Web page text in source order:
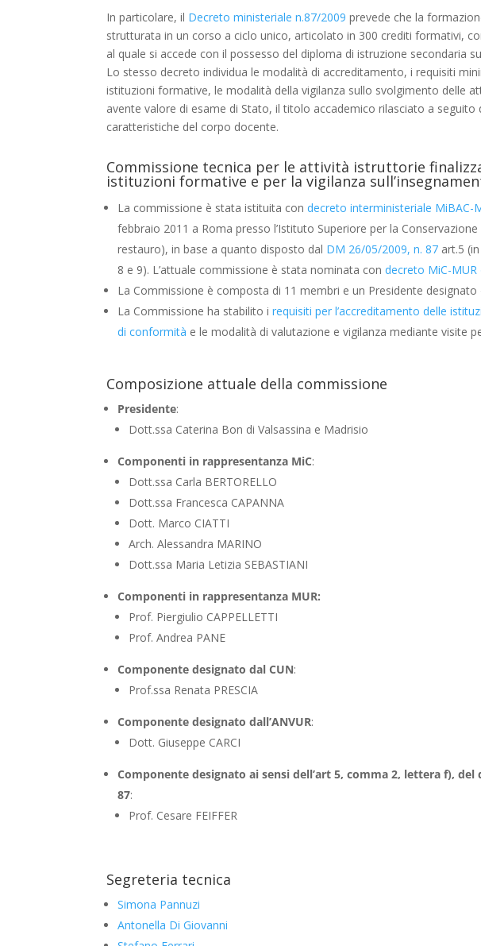
In particolare, il Decreto ministeriale n.87/2009 prevede che la
strutturata in un corso a ciclo unico, articolato in 300 crediti formativi,
al quale si accede con il possesso del diploma di istruzione secondaria
Lo stesso decreto individua le modalità di accreditamento, i requisiti
istituzioni formative, le modalità della vigilanza sullo svolgimento delle
avente valore di esame di Stato, il titolo accademico rilasciato a
caratteristiche del corpo docente.
Commissione tecnica per le attività istruttorie
istituzioni formative e per la vigilanza
La commissione è stata istituita condecreto interministeriale MiBAC-
febbraio 2011 a Roma presso l’Istituto Superiore per la
restauro), in base a quanto disposto dal DM 26/05/2009, n. 87 art.5
8 e 9). L’attuale commissione è stata nominata condecreto MiC-MUR
La Commissione è composta di 11 membri e un Presidente
La Commissione ha stabilito irequisiti per l’accreditamento delle
di conformità e le modalità di valutazione e vigilanza mediante visite
Composizione attuale della commissione
Presidente:
Dott.ssa Caterina Bon di Valsassina e Madrisio
Componenti in rappresentanza MiC:
Dott.ssa Carla BERTORELLO
Dott.ssa Francesca CAPANNA
Dott. Marco CIATTI
Arch. Alessandra MARINO
Dott.ssa Maria Letizia SEBASTIANI
Componenti in rappresentanza MUR:
Prof. Piergiulio CAPPELLETTI
Prof. Andrea PANE
Componente designato dal CUN:
Prof.ssa Renata PRESCIA
Componente designato dall’ANVUR:
Dott. Giuseppe CARCI
Componente designato ai sensi dell’art 5, comma 2, lettera f),
87:
Prof. Cesare FEIFFER
Segreteria tecnica
Simona Pannuzi
Antonella Di Giovanni